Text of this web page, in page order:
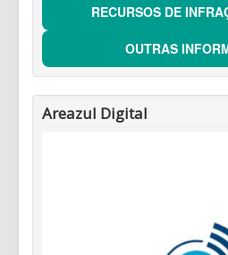
RECURSOS DE
OUTRAS
Areazul Digital